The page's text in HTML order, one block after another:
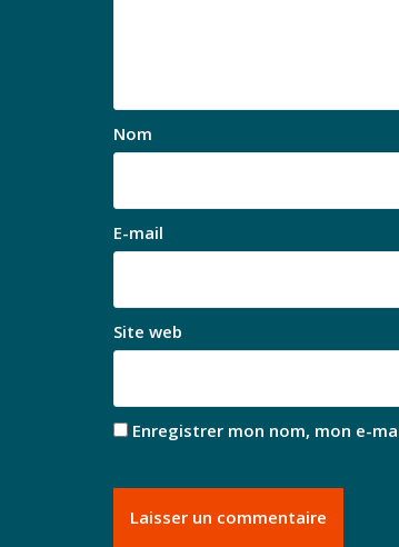
Nom
E-mail
Site web
Enregistrer mon nom, mon e-